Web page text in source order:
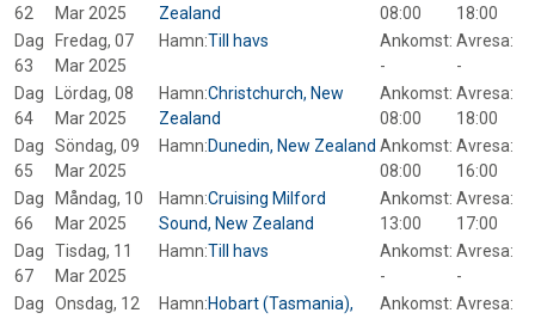
62
Mar 2025
Zealand
08:00
18:00
Dag
63
Fredag, 07
Mar 2025
Hamn:Till havs
Ankomst:
-
Avresa:
-
Dag
64
Lördag, 08
Mar 2025
Hamn:Christchurch, New
Zealand
Ankomst:
08:00
Avresa:
18:00
Dag
65
Söndag, 09
Mar 2025
Hamn:Dunedin, New Zealand Ankomst:
08:00
Avresa:
16:00
Dag
66
Måndag, 10
Mar 2025
Hamn:Cruising Milford
Sound, New Zealand
Ankomst:
13:00
Avresa:
17:00
Dag
67
Tisdag, 11
Mar 2025
Hamn:Till havs
Ankomst:
-
Avresa:
-
Dag
Onsdag, 12
Hamn:Hobart (Tasmania),
Ankomst: Avresa: